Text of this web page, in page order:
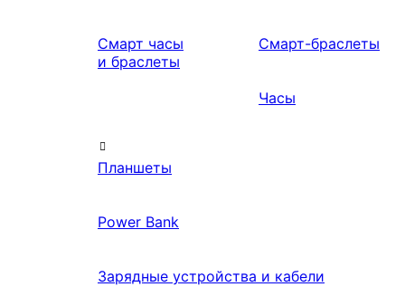
Смарт часы
и браслеты
Смарт-браслеты
Часы
Планшеты
Power Bank
Зарядные устройства и кабели